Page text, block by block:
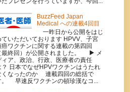
BuzzFeed Japan
Medical への連載4回目
一昨日から公開をはじ
ていただいております HPVV、子宮
癌ワクチンに関する連載の第四回
最終回）が公開されました。 ▶ メ
ィア、政治、行政、医療者の責任
？ 日本でなぜHPVワクチンはうたれ
くなったのか 連載四回の総括で
。 早速反ワクチンの頓珍漢なコ...